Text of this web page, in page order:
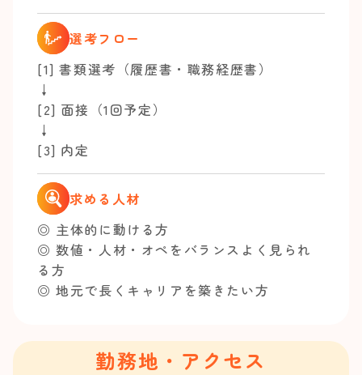
選考フロー
[1] 書類選考（履歴書・職務経歴書）
↓
[2] 面接（1回予定）
↓
[3] 内定
求める人材
◎ 主体的に動ける方
◎ 数値・人材・オペをバランスよく見られ
る方
◎ 地元で長くキャリアを築きたい方
勤務地・アクセス